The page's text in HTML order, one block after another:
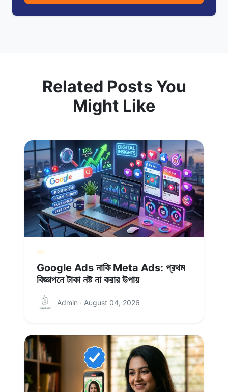
Related Posts You
Might Like
Google Ads নাকি Meta Ads: প্রথম
বিজ্ঞাপনে টাকা নষ্ট না করার উপায়
Admin · August 04, 2026